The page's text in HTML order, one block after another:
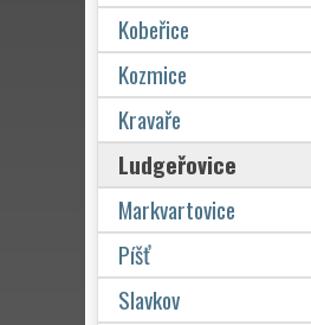
Kobeřice
Kozmice
Kravaře
Ludgeřovice
Markvartovice
Píšť
Slavkov